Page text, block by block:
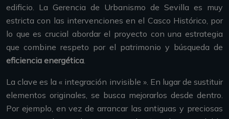
edificio. La Gerencia de Urbanismo de Sevilla es muy
estricta con las intervenciones en el Casco Histórico, por
lo que es crucial abordar el proyecto con una estrategia
que combine respeto por el patrimonio y búsqueda de
eficiencia energética.
La clave es la « integración invisible ». En lugar de sustituir
elementos originales, se busca mejorarlos desde dentro.
Por ejemplo, en vez de arrancar las antiguas y preciosas